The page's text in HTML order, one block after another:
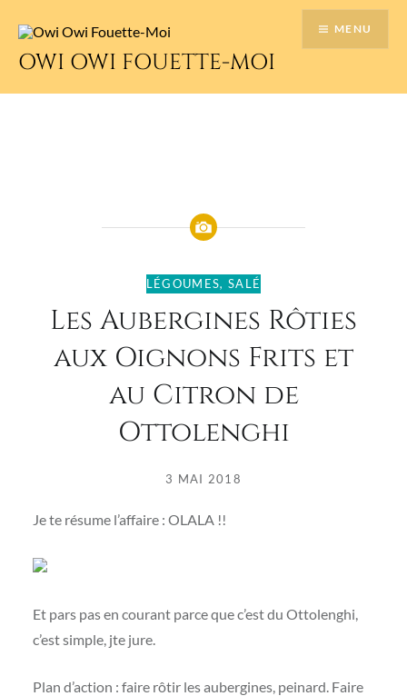
contenu
OWI OWI FOUETTE-MOI
MENU
LÉGOUMES, SALÉ
Les Aubergines Rôties
aux Oignons Frits et
au Citron de
Ottolenghi
3 MAI 2018
Je te résume l’affaire : OLALA !!
Et pars pas en courant parce que c’est du Ottolenghi,
c’est simple, jte jure.
Plan d’action : faire rôtir les aubergines, peinard. Faire